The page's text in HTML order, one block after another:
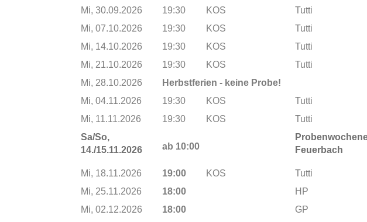
Mi, 30.09.2026
19:30 KOS
Tutti
Mi, 07.10.2026
19:30 KOS
Tutti
Mi, 14.10.2026
19:30 KOS
Tutti
Mi, 21.10.2026
19:30 KOS
Tutti
Mi, 28.10.2026
Herbstferien - keine Probe!
Mi, 04.11.2026
19:30 KOS
Tutti
Mi, 11.11.2026
19:30 KOS
Tutti
Sa/So,
14./15.11.2026
ab 10:00
Feuerbach
Mi, 18.11.2026 19:00 KOS
Tutti
Mi, 25.11.2026
18:00
HP
Mi, 02.12.2026
18:00
GP